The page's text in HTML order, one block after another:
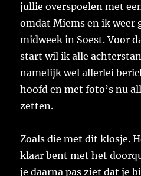
jullie overspoelen met
omdat Miems en ik weer
midweek in Soest. Voor
start wil ik alle
namelijk wel allerlei
hoofd en met foto’s nu
zetten.
Zoals die met dit klosje.
klaar bent met het
je daarna pas ziet dat je